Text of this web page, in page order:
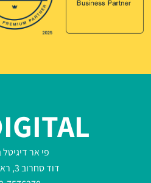
פי אר
דוד סחרוב 3, ראשון לציון